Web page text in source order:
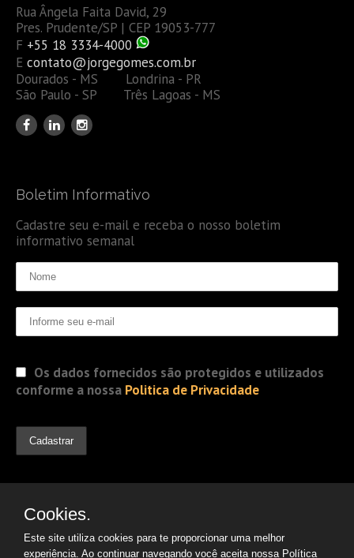
Rua Ângela Faita David, 29
Pres. Prudente/SP | CEP 19053-777
F +55 18 3334-4000
E contato@jorgegomes.com.br
Dourados - MS Londrina - PR
São Paulo - SP Três Lagoas - MS
Boletim Informativo
Cadastre seu e-mail e receba o nosso boletim
informativo semanal
Os dados fornecidos são protegidos e utilizados
conforme a nossa Politica de Privacidade
Cookies.
Este site utiliza cookies para te proporcionar uma melhor
experiência. Ao continuar navegando você aceita nossa Política